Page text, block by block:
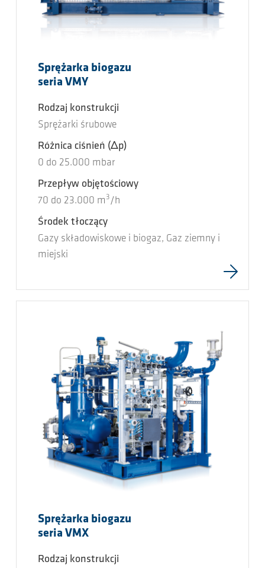
Sprężarka biogazu
seria VMY
Rodzaj konstrukcji
Sprężarki śrubowe
Różnica ciśnień (Δp)
0 do 25.000 mbar
Przepływ objętościowy
70 do 23.000 m 3 /h
Środek tłoczący
Gazy składowiskowe i biogaz, Gaz ziemny i
miejski
Sprężarka biogazu
seria VMX
Rodzaj konstrukcji